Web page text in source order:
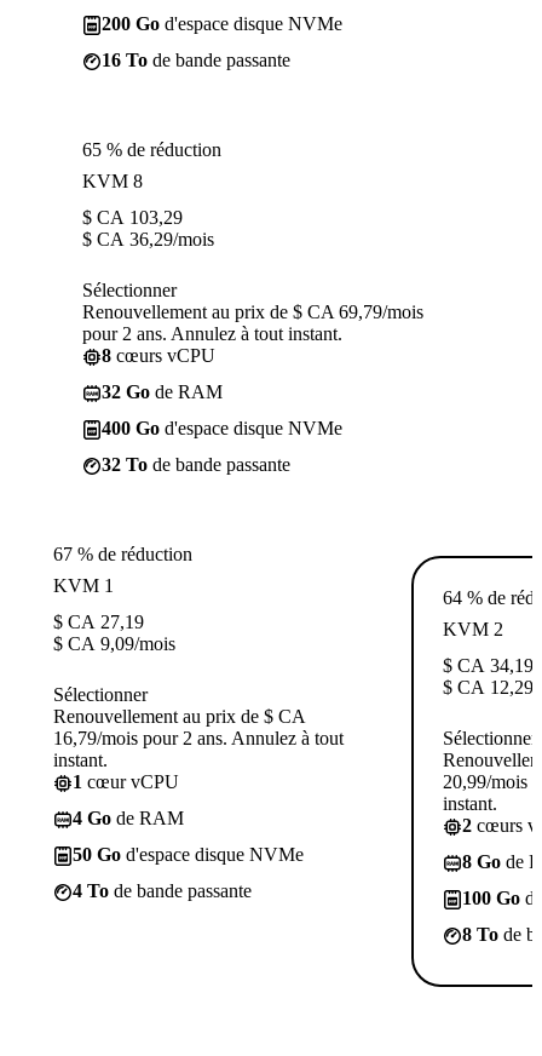
200 Go d'espace disque NVMe
16 To de bande passante
65 % de réduction
KVM 8
$ CA 103,29
$ CA 36,29/mois
Sélectionner
Renouvellement au prix de $ CA 69,79/mois
pour 2 ans. Annulez à tout instant.
8 cœurs vCPU
32 Go de RAM
400 Go d'espace disque NVMe
32 To de bande passante
67 % de réduction
KVM 1
$ CA 27,19
$ CA 9,09/mois
Sélectionner
Renouvellement au prix de $ CA
16,79/mois pour 2 ans. Annulez à tout
instant.
1 cœur vCPU
4 Go de RAM
50 Go d'espace disque NVMe
4 To de bande passante
64 % de
KVM 2
$ CA 34,19
$ CA 12,29
Sélectionner
20,99/mois
instant.
2 cœurs
8 Go de
100 Go
8 To de